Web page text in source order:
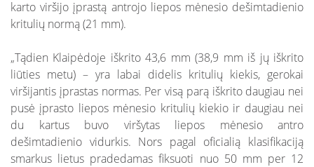
karto viršijo įprastą antrojo liepos mėnesio dešimtadienio
kritulių normą (21 mm).
„Tądien Klaipėdoje iškrito 43,6 mm (38,9 mm iš jų iškrito
liūties metu) – yra labai didelis kritulių kiekis, gerokai
viršijantis įprastas normas. Per visą parą iškrito daugiau nei
pusė įprasto liepos mėnesio kritulių kiekio ir daugiau nei
du kartus buvo viršytas liepos mėnesio antro
dešimtadienio vidurkis. Nors pagal oficialią klasifikaciją
smarkus lietus pradedamas fiksuoti nuo 50 mm per 12